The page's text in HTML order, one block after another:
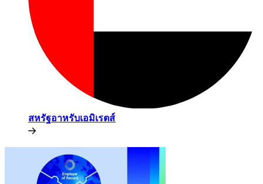
สหรัฐอาหรับเอมิเรตส์​​